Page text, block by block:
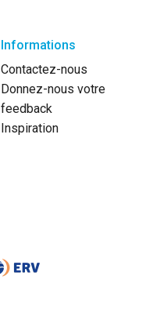
Informations
Contactez-nous
Donnez-nous votre
feedback
Inspiration